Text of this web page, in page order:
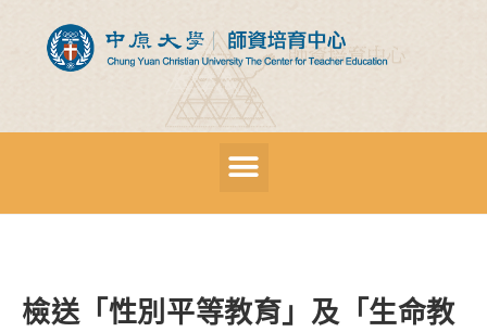
檢送「性別平等教育」及「生命教